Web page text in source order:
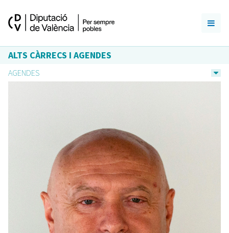
ALTS CÀRRECS I AGENDES
AGENDES